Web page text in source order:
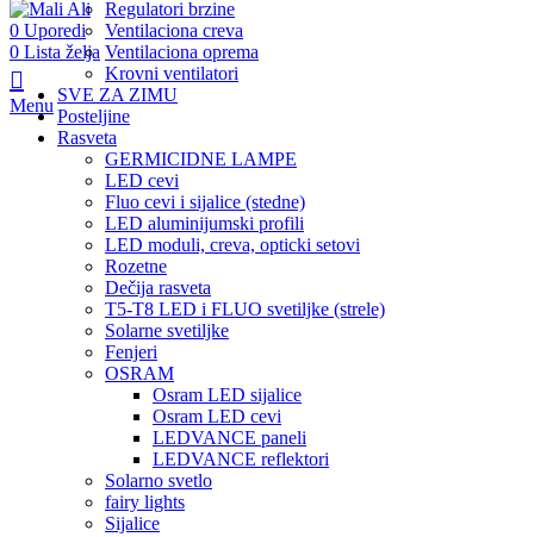
0 Uporedi
0 Lista želja
Menu
Regulatori brzine
Ventilaciona creva
Ventilaciona oprema
Krovni ventilatori
SVE ZA ZIMU
Posteljine
Rasveta
GERMICIDNE LAMPE
LED cevi
Fluo cevi i sijalice (stedne)
LED aluminijumski profili
LED moduli, creva, opticki setovi
Rozetne
Dečija rasveta
T5-T8 LED i FLUO svetiljke (strele)
Solarne svetiljke
Fenjeri
OSRAM
Osram LED sijalice
Osram LED cevi
LEDVANCE paneli
LEDVANCE reflektori
Solarno svetlo
fairy lights
Sijalice